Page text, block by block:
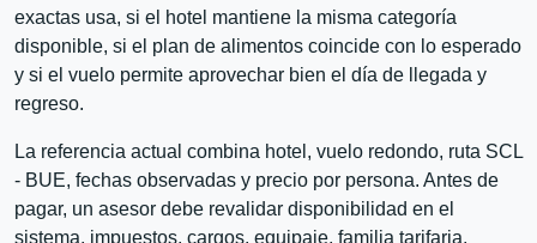
exactas usa, si el hotel mantiene la misma categoría
disponible, si el plan de alimentos coincide con lo esperado
y si el vuelo permite aprovechar bien el día de llegada y
regreso.
La referencia actual combina hotel, vuelo redondo, ruta SCL
- BUE, fechas observadas y precio por persona. Antes de
pagar, un asesor debe revalidar disponibilidad en el
sistema, impuestos, cargos, equipaje, familia tarifaria,